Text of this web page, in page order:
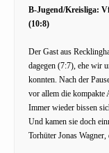
B-Jugend/Kreisliga:
(10:8)
Der Gast aus
dagegen (7:7), ehe wir
konnten. Nach der
vor allem die kompakte
Immer wieder bissen
Und kamen sie doch
Torhüter Jonas